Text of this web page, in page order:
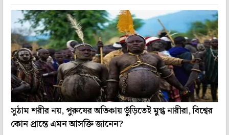
সুঠাম শরীর নয়, পুরুষের অতিকায় ভুঁড়িতেই মুগ্ধ নারীরা, বিশ্বের
কোন প্রান্তে এমন আসক্তি জানেন?